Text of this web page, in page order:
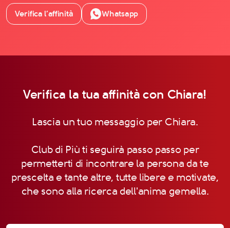
Verifica l’affinità Whatsapp
Verifica la tua affinità con Chiara!
Lascia un tuo messaggio per Chiara.
Club di Più ti seguirà passo passo per
permetterti di incontrare la persona da te
prescelta e tante altre, tutte libere e motivate,
che sono alla ricerca dell'anima gemella.